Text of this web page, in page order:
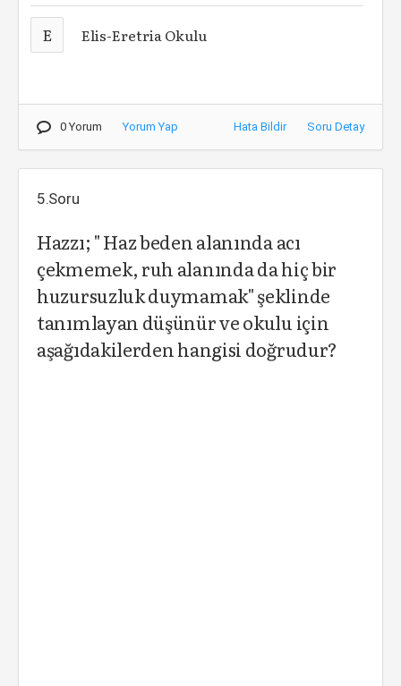
E Elis-Eretria Okulu
0 Yorum Yorum Yap Hata Bildir Soru Detay
5.Soru
Hazzı; " Haz beden alanında acı
çekmemek, ruh alanında da hiç bir
huzursuzluk duymamak" şeklinde
tanımlayan düşünür ve okulu için
aşağıdakilerden hangisi doğrudur?